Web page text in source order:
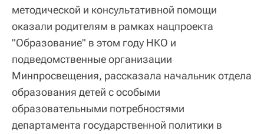
методической и консультативной помощи
оказали родителям в рамках нацпроекта
"Образование" в этом году НКО и
подведомственные организации
Минпросвещения, рассказала начальник отдела
образования детей с особыми
образовательными потребностями
департамента государственной политики в